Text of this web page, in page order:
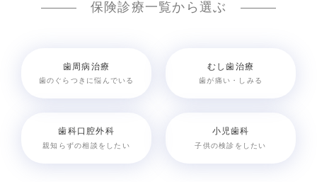
保険診療一覧から選ぶ
歯周病治療
歯のぐらつきに悩んでいる
むし歯治療
歯が痛い・しみる
歯科口腔外科
親知らずの相談をしたい
小児歯科
子供の検診をしたい